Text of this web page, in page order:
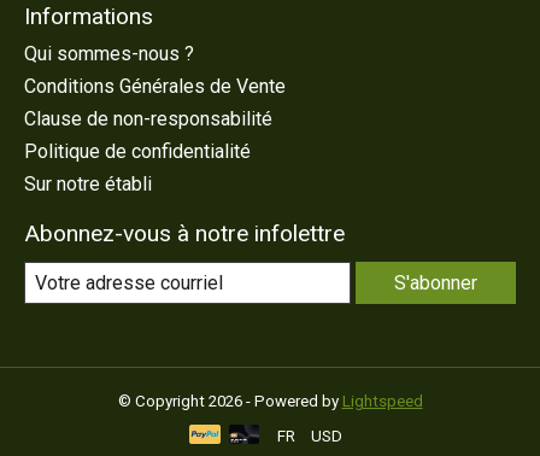
Informations
Qui sommes-nous ?
Conditions Générales de Vente
Clause de non-responsabilité
Politique de confidentialité
Sur notre établi
Abonnez-vous à notre infolettre
S'abonner
© Copyright 2026 - Powered by Lightspeed
FR
USD